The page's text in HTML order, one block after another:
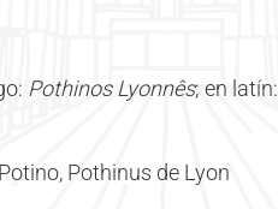
Pothinos Lyonnês; en latín:
Pothinus de Lyon